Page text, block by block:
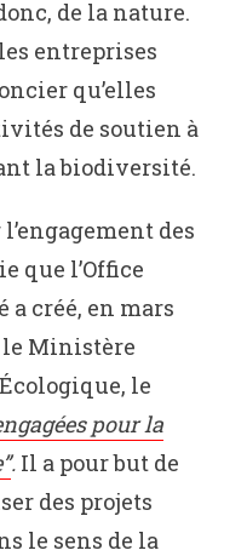
de la nature.
entreprises
qu’elles
de soutien à
la biodiversité.
des
que l’Office
créé, en mars
le Ministère
le
pour la
. Il a pour but de
des projets
le sens de la